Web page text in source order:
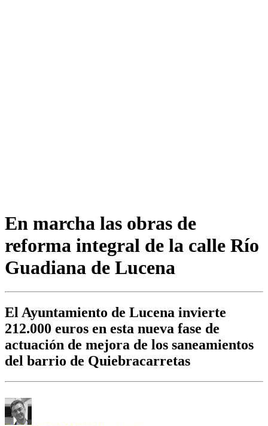
En marcha las obras de
reforma integral de la calle Río
Guadiana de Lucena
El Ayuntamiento de Lucena invierte
212.000 euros en esta nueva fase de
actuación de mejora de los saneamientos
del barrio de Quiebracarretas